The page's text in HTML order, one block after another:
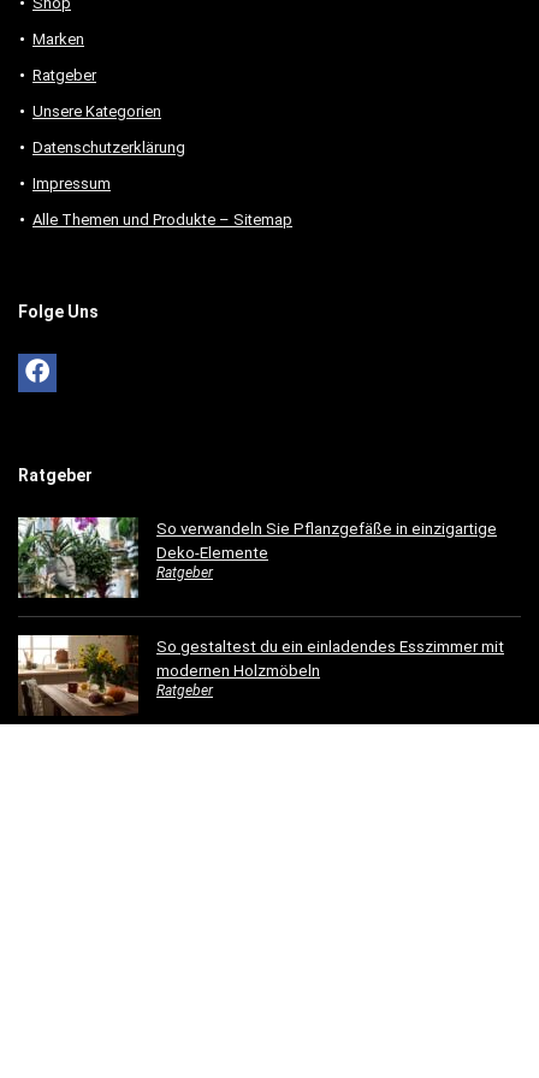
Marken
Ratgeber
Unsere Kategorien
Datenschutzerklärung
Impressum
Alle Themen und Produkte – Sitemap
Folge Uns
Ratgeber
So verwandeln Sie Pflanzgefäße in einzigartige
Deko-Elemente
Ratgeber
So gestaltest du ein einladendes Esszimmer mit
modernen Holzmöbeln
Ratgeber